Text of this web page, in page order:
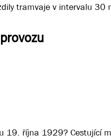
tramvaje v intervalu 30
19. října 1929? Cestující